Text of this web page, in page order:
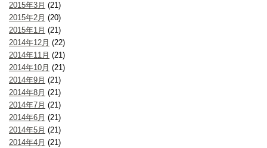
2015年3月 (21)
2015年2月 (20)
2015年1月 (21)
2014年12月 (22)
2014年11月 (21)
2014年10月 (21)
2014年9月 (21)
2014年8月 (21)
2014年7月 (21)
2014年6月 (21)
2014年5月 (21)
2014年4月 (21)